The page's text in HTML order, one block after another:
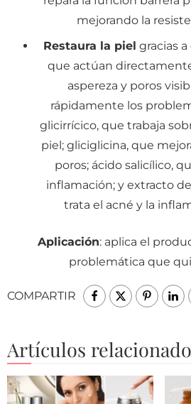
mejorando la
Restaura la piel gracias
que actúan
aspereza y poros
rápidamente los
glicirrícico, que trabaja
piel; gliciglicina, que
poros; ácido salicílico,
inflamación; y extracto
trata el acné y la
Aplicación: aplica el
problemática que
COMPARTIR
Artículos